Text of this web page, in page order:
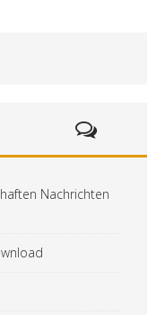
Nachrichten